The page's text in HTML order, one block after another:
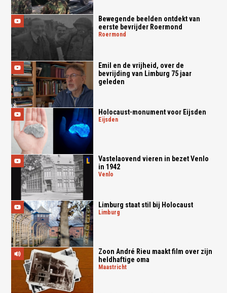
Bewegende beelden ontdekt van
eerste bevrijder Roermond
roermond
Emil en de vrijheid, over de
bevrijding van Limburg 75 jaar
geleden
Holocaust-monument voor Eijsden
eijsden
Vastelaovend vieren in bezet Venlo
in 1942
venlo
Limburg staat stil bij Holocaust
limburg
Zoon André Rieu maakt film over zijn
heldhaftige oma
maastricht